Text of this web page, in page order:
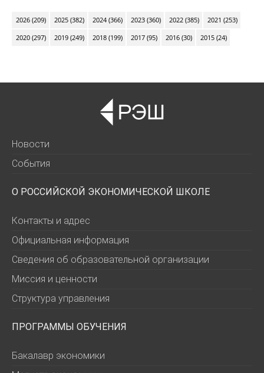
2026 (209) 2025 (382) 2024 (366) 2023 (360) 2022 (385)
2021 (253)
2020 (297)
2019 (249) 2018 (199) 2017 (95) 2016 (30) 2015 (24)
Новости
События
О РОССИЙСКОЙ ЭКОНОМИЧЕСКОЙ ШКОЛЕ
Контакты и адрес
Официальная информация
Сведения об образовательной организации
Миссия и ценности
Структура управления
ПРОГРАММЫ ОБУЧЕНИЯ
Бакалавр экономики